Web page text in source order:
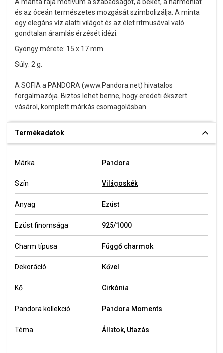
A manta rája motívum a szabadságot, a békét, a harmóniát
és az óceán természetes mozgását szimbolizálja. A minta
egy elegáns víz alatti világot és az élet ritmusával való
gondtalan áramlás érzését idézi.
Gyöngy mérete: 15 x 17 mm.
Súly: 2 g.
A SOFIA a PANDORA (www.Pandora.net) hivatalos
forgalmazója. Biztos lehet benne, hogy eredeti ékszert
vásárol, komplett márkás csomagolásban.
Termékadatok
Márka Pandora
Szín Világoskék
Anyag Ezüst
Ezüst finomsága 925/1000
Charm típusa Függő charmok
Dekoráció Kővel
Kő Cirkónia
Pandora kollekció Pandora Moments
Téma Állatok, Utazás